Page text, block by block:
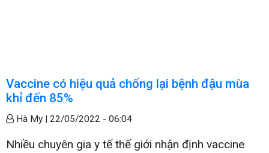
Vaccine có hiệu quả chống lại bệnh đậu mùa
khỉ đến 85%
Hà My | 22/05/2022 - 06:04
Nhiều chuyên gia y tế thế giới nhận định vaccine